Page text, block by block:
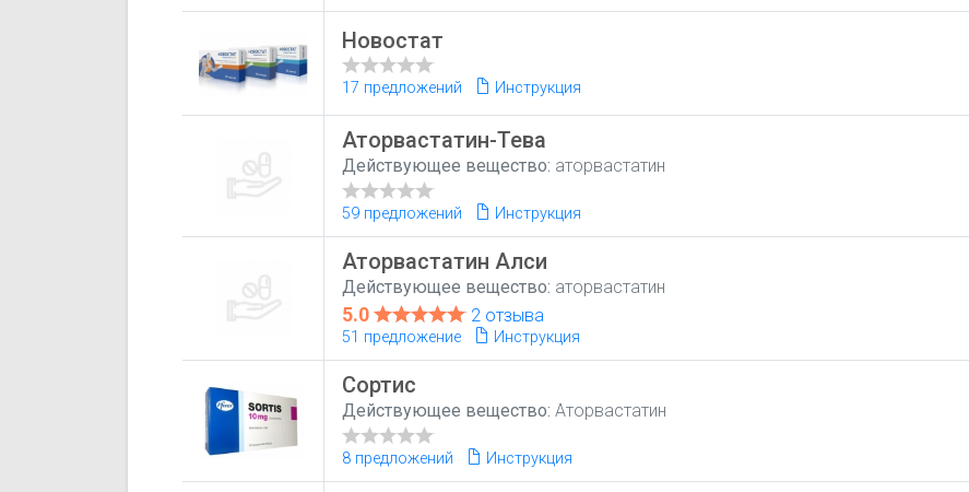
Новостат
17 предложений Инструкция
Аторвастатин-Тева
Действующее вещество: аторвастатин
59 предложений Инструкция
Аторвастатин Алси
Действующее вещество: аторвастатин
5.0 2 отзыва
51 предложение Инструкция
Сортис
Действующее вещество: Аторвастатин
8 предложений Инструкция